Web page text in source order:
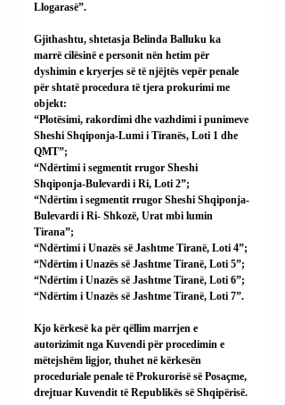
Llogarasë”.
Gjithashtu, shtetasja Belinda Balluku ka
marrë cilësinë e personit nën hetim për
dyshimin e kryerjes së të njëjtës vepër penale
për shtatë procedura të tjera prokurimi me
objekt:
“Plotësimi, rakordimi dhe vazhdimi i punimeve
Sheshi Shqiponja-Lumi i Tiranës, Loti 1 dhe
QMT”;
“Ndërtimi i segmentit rrugor Sheshi
Shqiponja-Bulevardi i Ri, Loti 2”;
“Ndërtim i segmentit rrugor Sheshi Shqiponja-
Bulevardi i Ri- Shkozë, Urat mbi lumin
Tirana”;
“Ndërtimi i Unazës së Jashtme Tiranë, Loti 4”;
“Ndërtim i Unazës së Jashtme Tiranë, Loti 5”;
“Ndërtim i Unazës së Jashtme Tiranë, Loti 6”;
“Ndërtim i Unazës së Jashtme Tiranë, Loti 7”.
Kjo kërkesë ka për qëllim marrjen e
autorizimit nga Kuvendi për procedimin e
mëtejshëm ligjor, thuhet në kërkesën
proceduriale penale të Prokurorisë së Posaçme,
drejtuar Kuvendit të Republikës së Shqipërisë.